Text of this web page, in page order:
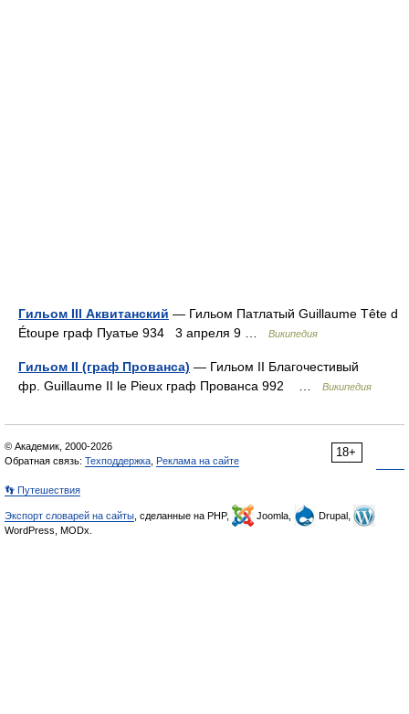
Гильом III Аквитанский — Гильом Патлатый Guillaume Tête d
Étoupe граф Пуатье 934 3 апреля 9 …
Википедия
Гильом II (граф Прованса) — Гильом II Благочестивый
фр. Guillaume II le Pieux граф Прованса 992 …
Википедия
18+
© Академик, 2000-2026
Обратная связь: Техподдержка Реклама на сайте
👣 Путешествия
Экспорт словарей на сайты , сделанные на PHP, Joomla,
Drupal,
WordPress, MODx.